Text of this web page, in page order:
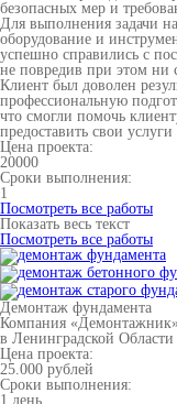
безопасных мер и
Для выполнения задачи
оборудование и
успешно справились с
не повредив при этом ни
Клиент был доволен
профессиональную
что смогли помочь
предоставить свои
Цена проекта:
20000
Сроки выполнения:
1
Посмотреть все работы
Показать весь текст
Посмотреть все работы
Демонтаж фундамента
Компания
в Ленинградской
Цена проекта:
25.000 рублей
Сроки выполнения:
1 день